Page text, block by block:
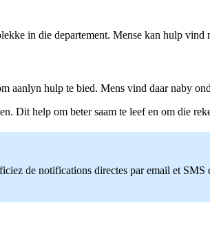
in die departement. Mense kan hulp vind
aanlyn hulp te bied. Mens vind daar naby
Dit help om beter saam te leef en om die
de notifications directes par email et SMS